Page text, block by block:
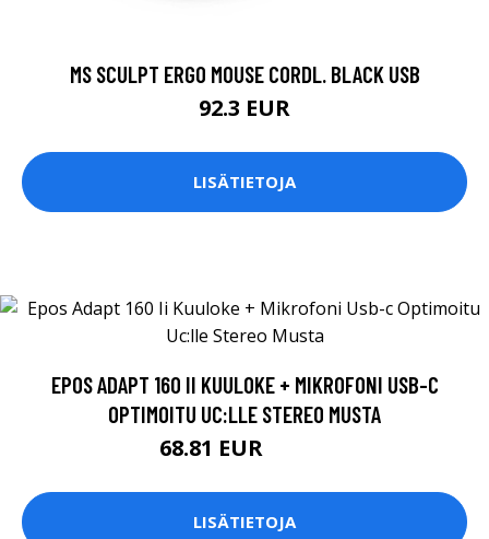
MS SCULPT ERGO MOUSE CORDL. BLACK USB
92.3 EUR
LISÄTIETOJA
EPOS ADAPT 160 II KUULOKE + MIKROFONI USB-C
OPTIMOITU UC:LLE STEREO MUSTA
68.81 EUR
LISÄTIETOJA